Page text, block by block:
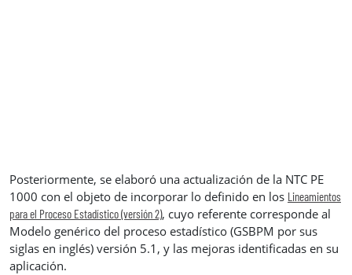
Posteriormente, se elaboró una actualización de la NTC PE
1000 con el objeto de incorporar lo definido en los Lineamientos
para el Proceso Estadístico (versión 2), cuyo referente corresponde al
Modelo genérico del proceso estadístico (GSBPM por sus
siglas en inglés) versión 5.1, y las mejoras identificadas en su
aplicación.